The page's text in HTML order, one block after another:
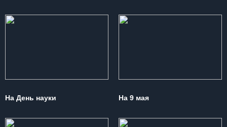
На День науки На 9 мая